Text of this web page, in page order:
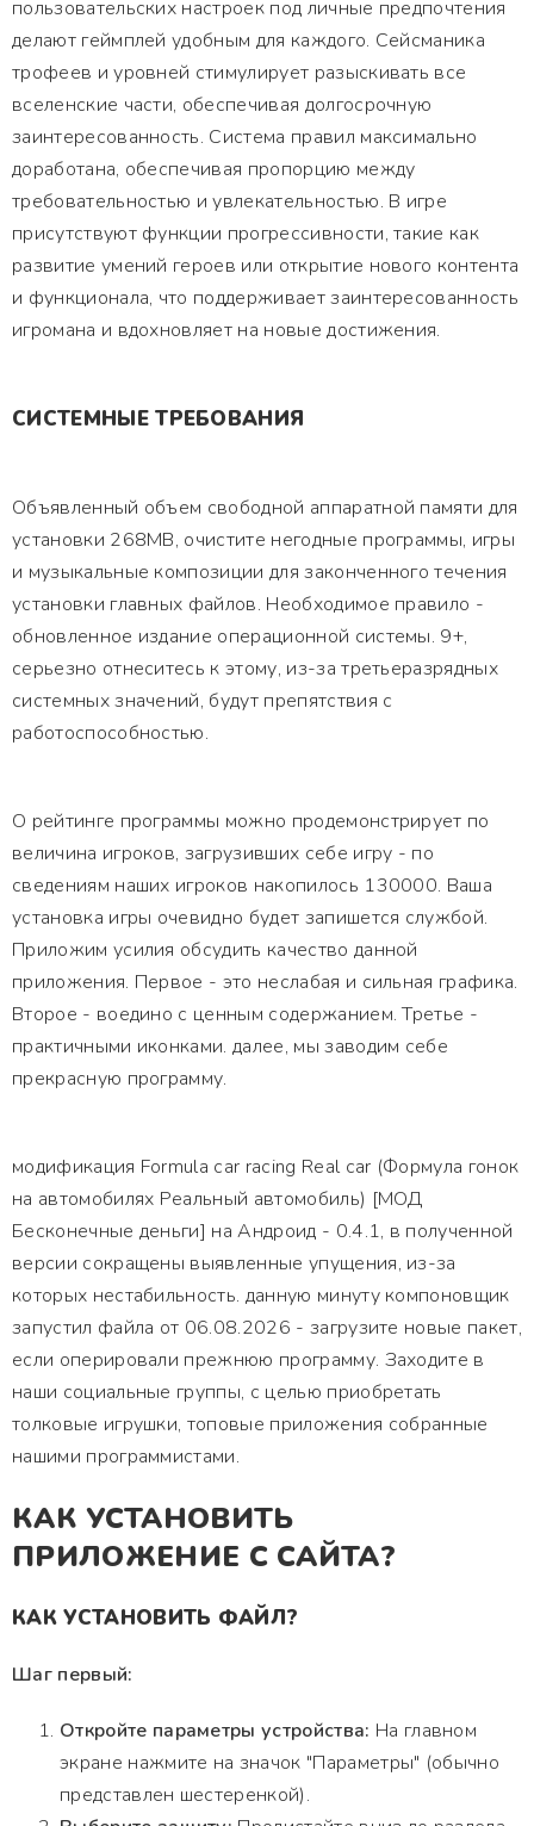
пользовательских настроек под личные предпочтения
делают геймплей удобным для каждого. Сейсманика
трофеев и уровней стимулирует разыскивать все
вселенские части, обеспечивая долгосрочную
заинтересованность. Система правил максимально
доработана, обеспечивая пропорцию между
требовательностью и увлекательностью. В игре
присутствуют функции прогрессивности, такие как
развитие умений героев или открытие нового контента
и функционала, что поддерживает заинтересованность
игромана и вдохновляет на новые достижения.
СИСТЕМНЫЕ ТРЕБОВАНИЯ
Объявленный объем свободной аппаратной памяти для
установки 268MB, очистите негодные программы, игры
и музыкальные композиции для законченного течения
установки главных файлов. Необходимое правило -
обновленное издание операционной системы. 9+,
серьезно отнеситесь к этому, из-за третьеразрядных
системных значений, будут препятствия с
работоспособностью.
О рейтинге программы можно продемонстрирует по
величина игроков, загрузивших себе игру - по
сведениям наших игроков накопилось 130000. Ваша
установка игры очевидно будет запишется службой.
Приложим усилия обсудить качество данной
приложения. Первое - это неслабая и сильная графика.
Второе - воедино с ценным содержанием. Третье -
практичными иконками. далее, мы заводим себе
прекрасную программу.
модификация Formula car racing Real car (Формула гонок
на автомобилях Реальный автомобиль) [МОД
Бесконечные деньги] на Андроид - 0.4.1, в полученной
версии сокращены выявленные упущения, из-за
которых нестабильность. данную минуту компоновщик
запустил файла от 06.08.2026 - загрузите новые пакет,
если оперировали прежнюю программу. Заходите в
наши социальные группы, с целью приобретать
толковые игрушки, топовые приложения собранные
нашими программистами.
КАК УСТАНОВИТЬ
ПРИЛОЖЕНИЕ С САЙТА?
КАК УСТАНОВИТЬ ФАЙЛ?
Шаг первый:
Откройте параметры устройства: На главном
экране нажмите на значок "Параметры" (обычно
представлен шестеренкой).